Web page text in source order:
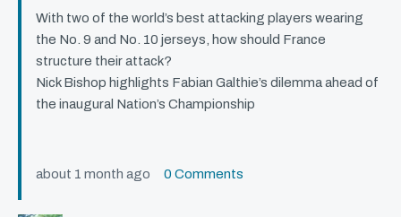
With two of the world’s best attacking players wearing
the No. 9 and No. 10 jerseys, how should France
structure their attack?
Nick Bishop highlights Fabian Galthie’s dilemma ahead of
the inaugural Nation’s Championship
about 1 month ago 0 Comments